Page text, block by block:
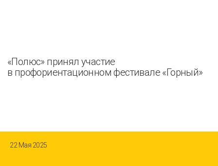
«Полюс» принял участие
в профориентационном фестивале «Горный»
22 Мая 2025